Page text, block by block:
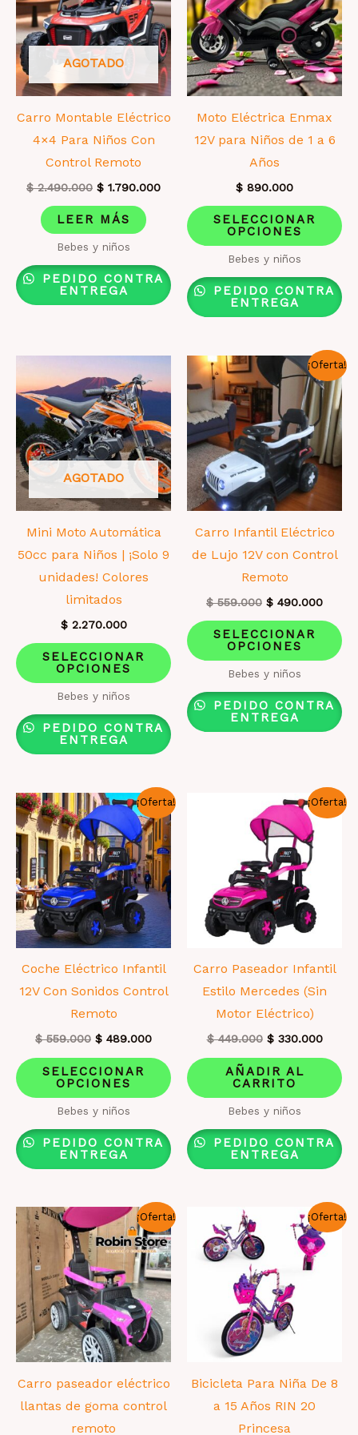
la
página
producto
AGOTADO
Carro Montable Eléctrico
4×4 Para Niños Con
Control Remoto
$2.490.000 El
original
$ 2.490.000.
$ 1.790.000El
actual
$ 1.790.000.
LEER MÁS
Bebes y niños
PEDIDO CONTRA
ENTREGA
Moto Eléctrica Enmax
12V para Niños de 1 a 6
Años
$ 890.000
SELECCIONAR
OPCIONES
se
en
Bebes y niños
PEDIDO CONTRA
ENTREGA
AGOTADO
Mini Moto Automática
50cc para Niños | ¡Solo 9
unidades! Colores
limitados
$2.270.000
SELECCIONAR
OPCIONES
Este
producto
tiene
múltiples
variantes.
se
pueden
elegir
en
la
página
Bebes y niños
PEDIDO CONTRA
ENTREGA
¡Oferta!
Carro Infantil Eléctrico
de Lujo 12V con Control
Remoto
$559.000 El
original
era:
$ 559.000.
$ 490.000El
actual
$
SELECCIONAR
OPCIONES
Bebes y niños
PEDIDO CONTRA
ENTREGA
¡Oferta!
Coche Eléctrico Infantil
12V Con Sonidos Control
Remoto
$559.000 El
original
era:
$ 559.000.
$ 489.000El
actual
$ 489.000.
SELECCIONAR
OPCIONES
Este
producto
múltiples
variantes.
se
pueden
elegir
en
página
producto
Bebes y niños
PEDIDO CONTRA
ENTREGA
¡Oferta!
Carro Paseador Infantil
Estilo Mercedes (Sin
Motor Eléctrico)
$449.000 El
original
era:
$ 449.000.
$330.000El
actual
$
AÑADIR AL
CARRITO
Bebes y niños
PEDIDO CONTRA
ENTREGA
¡Oferta!
Carro paseador eléctrico
llantas de goma control
remoto
¡Oferta!
Bicicleta Para Niña De 8
a 15 Años RIN 20
Princesa